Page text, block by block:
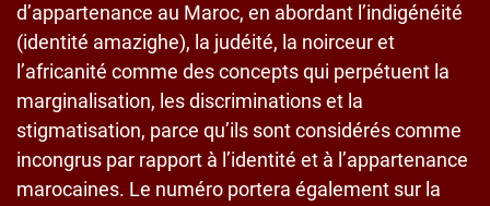
d’appartenance au Maroc, en abordant l’indigénéité
(identité amazighe), la judéité, la noirceur et
l’africanité comme des concepts qui perpétuent la
marginalisation, les discriminations et la
stigmatisation, parce qu’ils sont considérés comme
incongrus par rapport à l’identité et à l’appartenance
marocaines. Le numéro portera également sur la